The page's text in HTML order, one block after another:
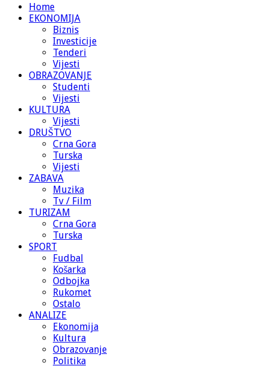
Home
EKONOMIJA
Biznis
Investicije
Tenderi
Vijesti
OBRAZOVANJE
Studenti
Vijesti
KULTURA
Vijesti
DRUŠTVO
Crna Gora
Turska
Vijesti
ZABAVA
Muzika
Tv / Film
TURIZAM
Crna Gora
Turska
SPORT
Fudbal
Košarka
Odbojka
Rukomet
Ostalo
ANALIZE
Ekonomija
Kultura
Obrazovanje
Politika